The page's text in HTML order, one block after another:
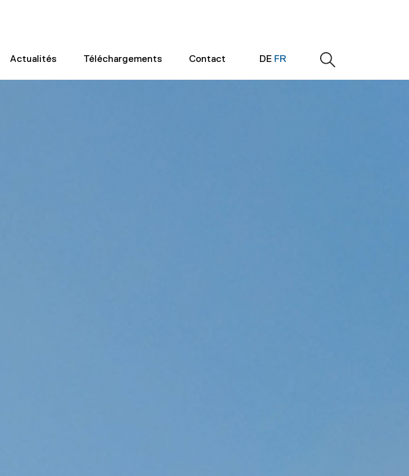
Actualités Téléchargements Contact DE FR